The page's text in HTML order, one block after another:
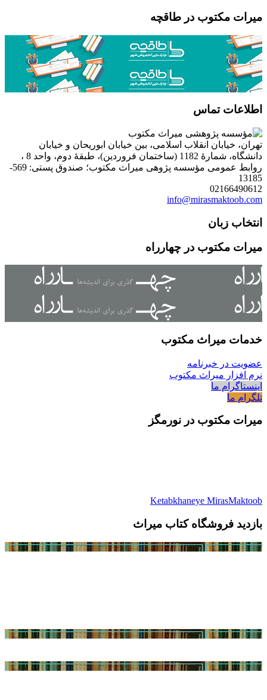
میرات مکتوب در طاقچه
اطلاعات تماس
تهران، خیابان انقلاب اسلامی، بین خیابان ابوریحان و خیابان
دانشگاه، شمارۀ 1182 (ساختمان فروردین)، طبقۀ دوم، واحد 8 ،
روابط عمومی مؤسسه پژوهی میراث مکتوب؛ صندوق پستی: 569-
13185
02166490612
info@mirasmaktoob.com
انتخاب زبان
میرات مکتوب در چهارراه
خدمات میراث مکتوب
عضویت در خبرنامه
نرم افزار میراث مکتوب
اینستاگرام ما
تلگرام ما
میرات مکتوب در نورمگز
Ketabkhaneye MirasMaktoob
بازدید فروشگاه کتاب میراث